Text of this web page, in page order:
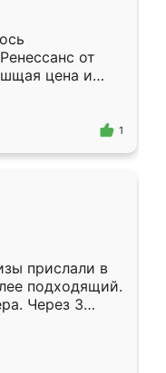
от
цена и
Приехавший
самый
1
прислали в
подходящий.
Через 3
Остались
Ренессанс